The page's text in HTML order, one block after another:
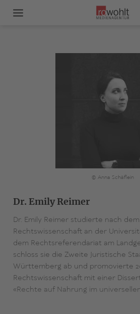
© Anna Schäflein
Dr. Emily Reimer
Dr. Emily Reimer studierte nach
Rechtswissenschaft an der
dem Rechtsreferendariat am
schloss sie die Zweite Juristische
Württemberg ab und promovierte
Rechtswissenschaft mit einer
«Rechte auf Nahrung im